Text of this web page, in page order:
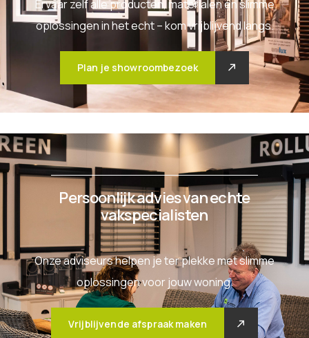
Ervaar zelf alle producten, materialen en slimme
oplossingen in het echt – kom vrijblijvend langs.
Plan je showroombezoek
Persoonlijk advies van echte
vakspecialisten
Onze adviseurs helpen je ter plekke met slimme
oplossingen voor jouw woning.
Vrijblijvende afspraak maken